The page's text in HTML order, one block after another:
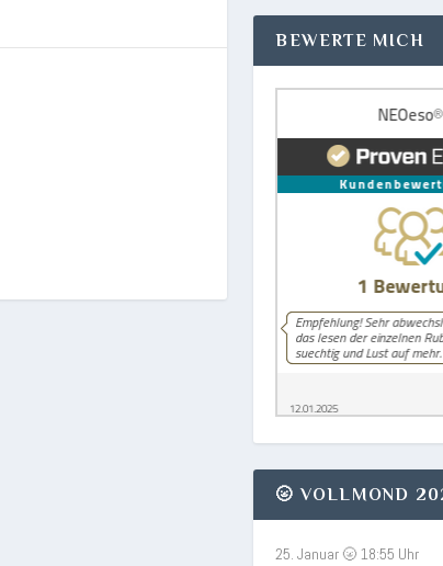
BEWERTE MICH
🌝 VOLLMOND
25. Januar 🌝 18:55 Uhr